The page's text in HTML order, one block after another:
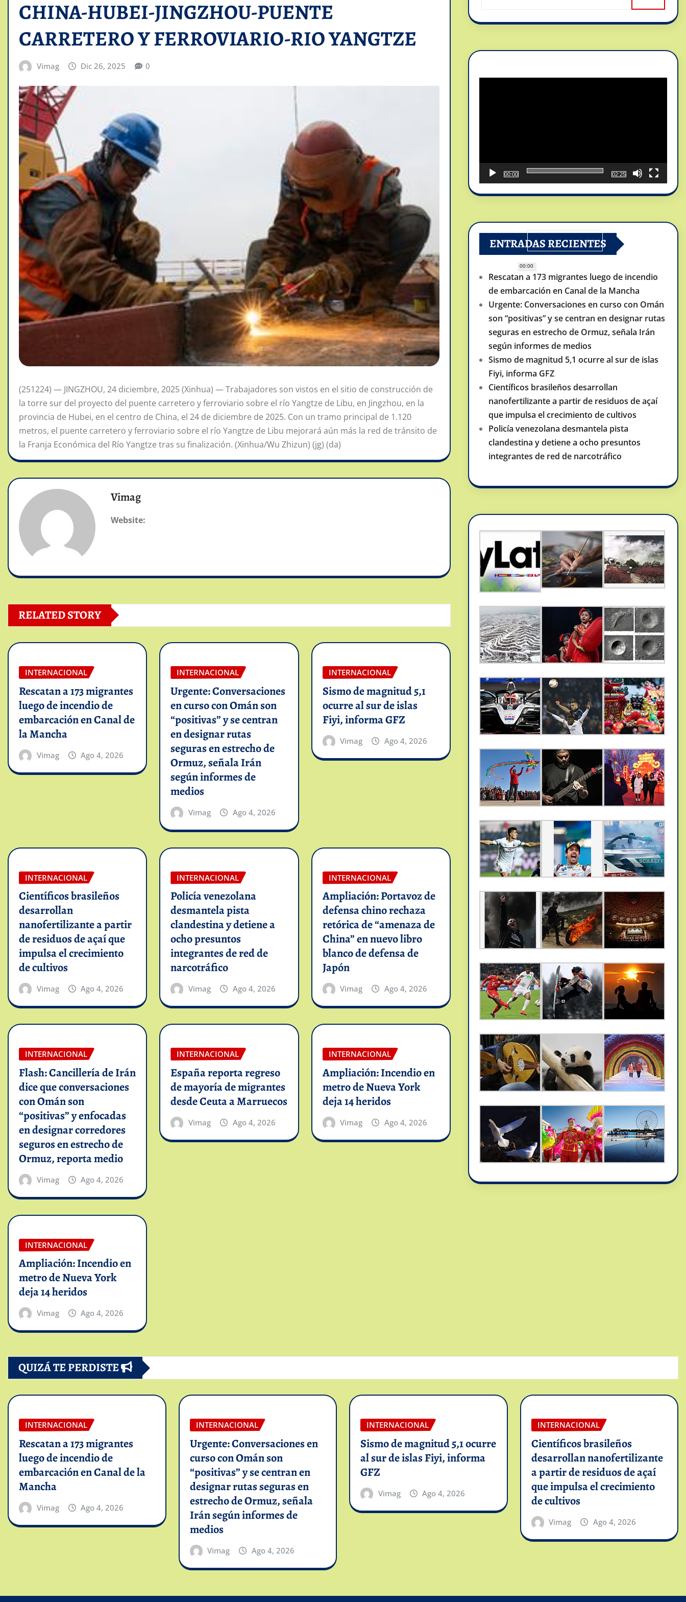
CHINA-HUBEI-JINGZHOU-PUENTE
CARRETERO Y FERROVIARIO-RIO YANGTZE
Vimag Dic 26, 2025 0
(251224) — JINGZHOU, 24 diciembre, 2025 (Xinhua) — Trabajadores son vistos en el sitio de construcción de
la torre sur del proyecto del puente carretero y ferroviario sobre el río Yangtze de Libu, en Jingzhou, en la
provincia de Hubei, en el centro de China, el 24 de diciembre de 2025. Con un tramo principal de 1.120
metros, el puente carretero y ferroviario sobre el río Yangtze de Libu mejorará aún más la red de tránsito de
la Franja Económica del Río Yangtze tras su finalización. (Xinhua/Wu Zhizun) (jg) (da)
Vimag
Website:
RELATED STORY
INTERNACIONAL
Rescatan a 173 migrantes
luego de incendio de
embarcación en Canal de
la Mancha
Vimag Ago 4, 2026
INTERNACIONAL
Urgente: Conversaciones
en curso con Omán son
“positivas” y se centran
en designar rutas
seguras en estrecho de
Ormuz, señala Irán
según informes de
medios
Vimag Ago 4, 2026
INTERNACIONAL
Sismo de magnitud 5,1
ocurre al sur de islas
Fiyi, informa GFZ
Vimag Ago 4, 2026
INTERNACIONAL
Científicos brasileños
desarrollan
nanofertilizante a partir
de residuos de açaí que
impulsa el crecimiento
de cultivos
Vimag Ago 4, 2026
INTERNACIONAL
Policía venezolana
desmantela pista
clandestina y detiene a
ocho presuntos
integrantes de red de
narcotráfico
Vimag Ago 4, 2026
INTERNACIONAL
Ampliación: Portavoz de
defensa chino rechaza
retórica de “amenaza de
China” en nuevo libro
blanco de defensa de
Japón
Vimag Ago 4, 2026
INTERNACIONAL
Flash: Cancillería de Irán
dice que conversaciones
con Omán son
“positivas” y enfocadas
en designar corredores
seguros en estrecho de
Ormuz, reporta medio
Vimag Ago 4, 2026
INTERNACIONAL
España reporta regreso
de mayoría de migrantes
desde Ceuta a Marruecos
Vimag Ago 4, 2026
INTERNACIONAL
Ampliación: Incendio en
metro de Nueva York
deja 14 heridos
Vimag Ago 4, 2026
INTERNACIONAL
Ampliación: Incendio en
metro de Nueva York
deja 14 heridos
Vimag Ago 4, 2026
00:00
00:00
02:25
ENTRADAS RECIENTES
Rescatan a 173 migrantes luego de incendio
de embarcación en Canal de la Mancha
Urgente: Conversaciones en curso con Omán
son “positivas” y se centran en designar rutas
seguras en estrecho de Ormuz, señala Irán
según informes de medios
Sismo de magnitud 5,1 ocurre al sur de islas
Fiyi, informa GFZ
Científicos brasileños desarrollan
nanofertilizante a partir de residuos de açaí
que impulsa el crecimiento de cultivos
Policía venezolana desmantela pista
clandestina y detiene a ocho presuntos
integrantes de red de narcotráfico
QUIZÁ TE PERDISTE
INTERNACIONAL
Rescatan a 173 migrantes
luego de incendio de
embarcación en Canal de la
Mancha
Vimag Ago 4, 2026
INTERNACIONAL
Urgente: Conversaciones en
curso con Omán son
“positivas” y se centran en
designar rutas seguras en
estrecho de Ormuz, señala
Irán según informes de
medios
Vimag Ago 4, 2026
INTERNACIONAL
Sismo de magnitud 5,1 ocurre
al sur de islas Fiyi, informa
GFZ
Vimag Ago 4, 2026
INTERNACIONAL
Científicos brasileños
desarrollan nanofertilizante
a partir de residuos de açaí
que impulsa el crecimiento
de cultivos
Vimag Ago 4, 2026